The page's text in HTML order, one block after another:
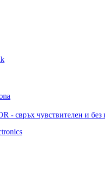
- свръх чувствителен и